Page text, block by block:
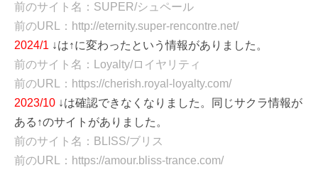
前のサイト名：SUPER/シュペール
前のURL：http://eternity.super-rencontre.net/
2024/1 ↓は↑に変わったという情報がありました。
前のサイト名：Loyalty/ロイヤリティ
前のURL：https://cherish.royal-loyalty.com/
2023/10 ↓は確認できなくなりました。同じサクラ情報が
ある↑のサイトがありました。
前のサイト名：BLISS/ブリス
前のURL：https://amour.bliss-trance.com/